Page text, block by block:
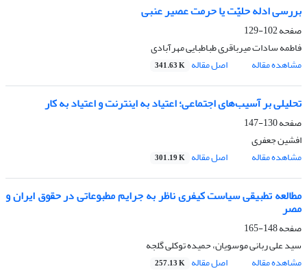
بررسی ادله حلیّت یا حرمت عصیر عنبی
صفحه102-129
فاطمه سادات میرباقری طباطبایی مهرآبادی
مشاهده مقاله
اصل مقاله 341.63 K
تحلیلی بر آسیب‌های اجتماعی؛ اعتیاد به اینترنت و اعتیاد به کار
صفحه130-147
افشین جعفری
مشاهده مقاله
اصل مقاله 301.19 K
مطالعه تطبیقی سیاست کیفری ناظر به جرایم مطبوعاتی در حقوق ایران و
مصر
صفحه148-165
سید علی ربانی موسویان، حمیده توکلی گلجه
مشاهده مقاله
اصل مقاله 257.13 K